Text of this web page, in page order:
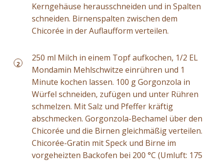
Kerngehäuse herausschneiden und in Spalten
schneiden. Birnenspalten zwischen dem
Chicorée in der Auflaufform verteilen.
2
250 ml Milch in einem Topf aufkochen, 1/2 EL
Mondamin Mehlschwitze einrühren und 1
Minute kochen lassen. 100 g Gorgonzola in
Würfel schneiden, zufügen und unter Rühren
schmelzen. Mit Salz und Pfeffer kräftig
abschmecken. Gorgonzola-Bechamel über den
Chicorée und die Birnen gleichmäßig verteilen.
Chicorée-Gratin mit Speck und Birne im
vorgeheizten Backofen bei 200 °C (Umluft: 175